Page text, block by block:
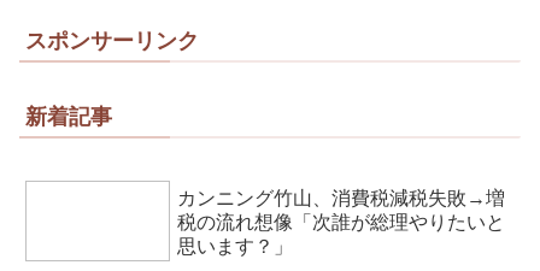
スポンサーリンク
新着記事
カンニング竹山、消費税減税失敗→増
税の流れ想像「次誰が総理やりたいと
思います？」